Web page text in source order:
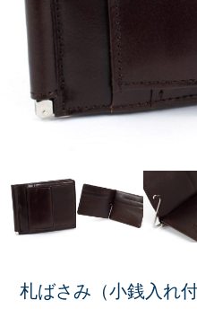
札ばさみ（小銭入れ付